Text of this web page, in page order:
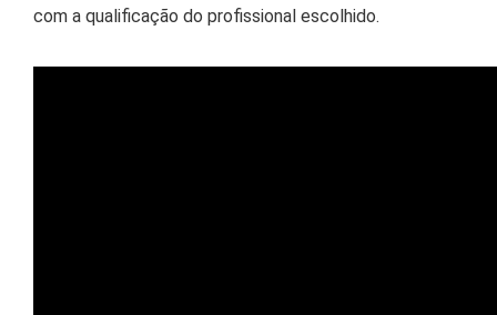
com a qualificação do profissional escolhido.